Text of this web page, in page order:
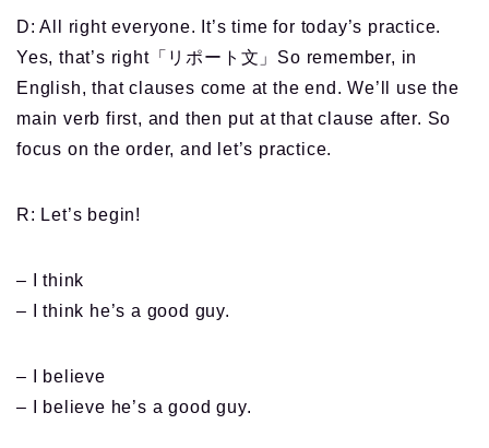
D: All right everyone. It’s time for today’s practice.
Yes, that’s right「リポート文」So remember, in
English, that clauses come at the end. We’ll use the
main verb first, and then put at that clause after. So
focus on the order, and let’s practice.
R: Let’s begin!
– I think
– I think he’s a good guy.
– I believe
– I believe he’s a good guy.